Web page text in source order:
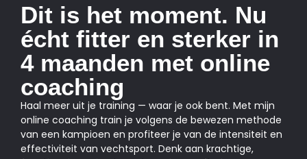
Dit is het moment. Nu
écht fitter en sterker in
4 maanden met online
coaching
Haal meer uit je training — waar je ook bent. Met mijn
online coaching train je volgens de bewezen methode
van een kampioen en profiteer je van de intensiteit en
effectiviteit van vechtsport. Denk aan krachtige,